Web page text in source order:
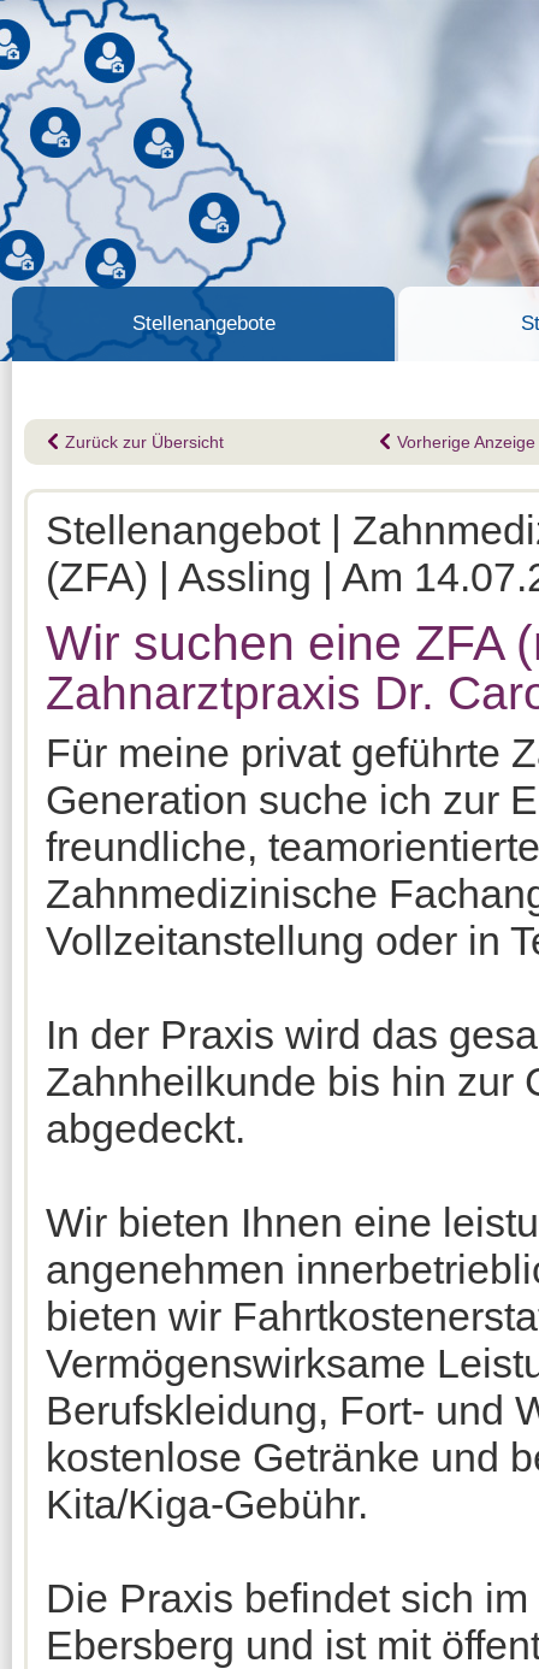
Stellenangebote
Zurück zur Übersicht Vorherige Anzeige
Stellenangebot |
(ZFA) | Assling | Am
Wir suchen eine ZFA
Zahnarztpraxis Dr.
Für meine privat geführte
Generation suche ich zur
freundliche,
Zahnmedizinische
Vollzeitanstellung oder in
In der Praxis wird das
Zahnheilkunde bis hin zur
abgedeckt.
Wir bieten Ihnen eine
angenehmen
bieten wir
Vermögenswirksame
Berufskleidung, Fort- und
kostenlose Getränke und
Kita/Kiga-Gebühr.
Die Praxis befindet sich
Ebersberg und ist mit